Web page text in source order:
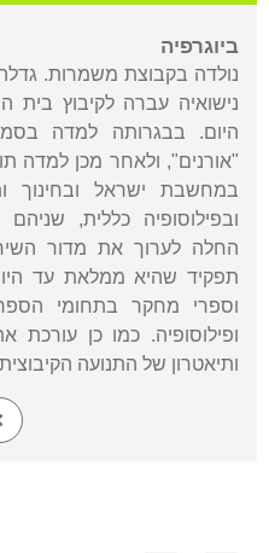
ביוגרפיה
נולדה בקבוצת משמרות.
נישואיה עברה לקיבוץ
היום. בבגרותה למדה
"אורנים", ולאחר מכן למדה
במחשבת ישראל ובחינוך
החלה לערוך את מדור
תפקיד שהיא ממלאת עד
וספרי מחקר בתחומי
ופילוסופיה. כמו כן
ותיאטרון של התנועה